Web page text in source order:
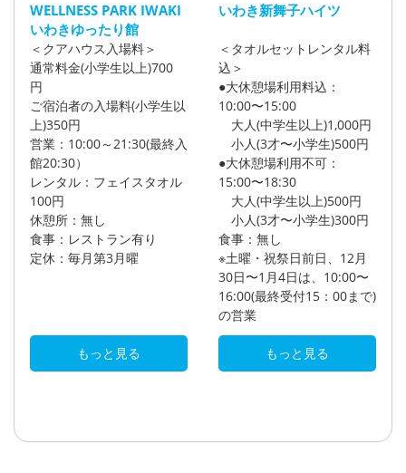
WELLNESS PARK IWAKI
いわきゆったり館
＜クアハウス入場料＞
通常料金(小学生以上)700
円
ご宿泊者の入場料(小学生以
上)350円
営業：10:00～21:30(最終入
館20:30）
レンタル：フェイスタオル
100円
休憩所：無し
食事：レストラン有り
定休：毎月第3月曜
もっと見る
いわき新舞子ハイツ
＜タオルセットレンタル料
込＞
●大休憩場利用料込：
10:00〜15:00
大人(中学生以上)1,000円
小人(3才〜小学生)500円
●大休憩場利用不可：
15:00〜18:30
大人(中学生以上)500円
小人(3才〜小学生)300円
食事：無し
※土曜・祝祭日前日、12月
30日〜1月4日は、10:00〜
16:00(最終受付15：00まで)
の営業
もっと見る